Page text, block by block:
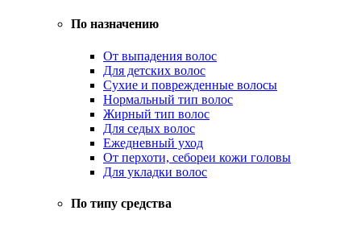
По назначению
От выпадения волос
Для детских волос
Сухие и поврежденные волосы
Нормальный тип волос
Жирный тип волос
Для седых волос
Ежедневный уход
От перхоти, себореи кожи головы
Для укладки волос
По типу средства